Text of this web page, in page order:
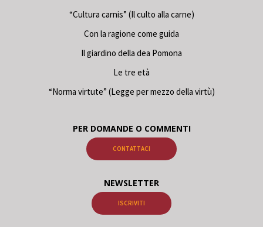
“Cultura carnis” (Il culto alla carne)
Con la ragione come guida
Il giardino della dea Pomona
Le tre età
“Norma virtute” (Legge per mezzo della virtù)
PER DOMANDE O COMMENTI
CONTATTACI
NEWSLETTER
ISCRIVITI